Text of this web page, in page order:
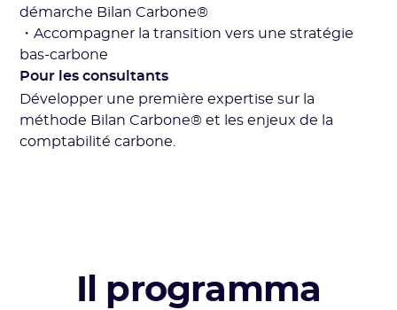
démarche Bilan Carbone®
・Accompagner la transition vers une stratégie
bas-carbone
Pour les consultants
Développer une première expertise sur la
méthode Bilan Carbone® et les enjeux de la
comptabilité carbone.
Il programma